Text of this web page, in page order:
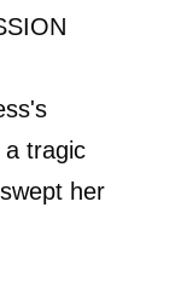
a tragic
her